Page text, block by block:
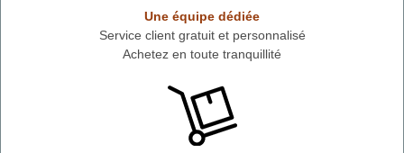
Une équipe dédiée
Service client gratuit et personnalisé
Achetez en toute tranquillité